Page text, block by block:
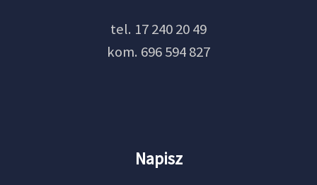
tel. 17 240 20 49
kom. 696 594 827
Napisz